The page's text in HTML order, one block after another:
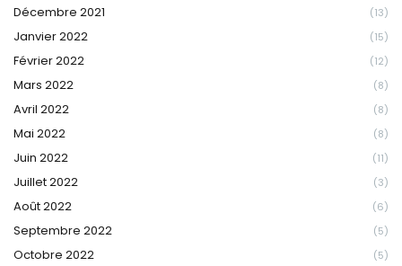
Décembre 2021 (13)
Janvier 2022 (15)
Février 2022 (12)
Mars 2022 (8)
Avril 2022 (8)
Mai 2022 (8)
Juin 2022 (11)
Juillet 2022 (3)
Août 2022 (6)
Septembre 2022 (5)
Octobre 2022 (5)